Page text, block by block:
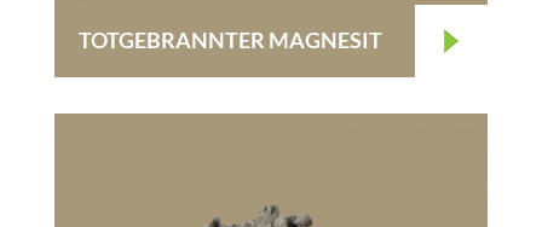
TOTGEBRANNTER MAGNESIT